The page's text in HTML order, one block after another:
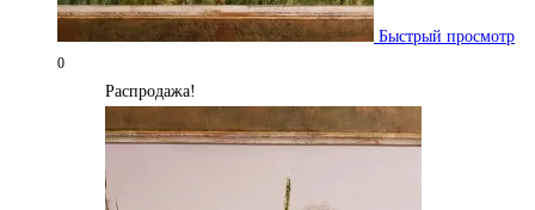
Быстрый просмотр
0
Распродажа!